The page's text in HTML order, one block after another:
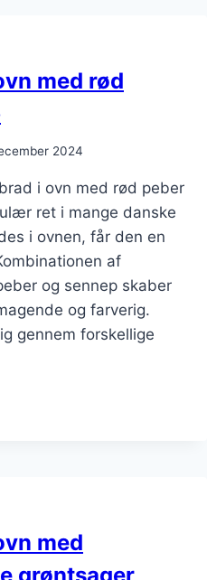
med rød
2024
i ovn med rød peber
ret i mange danske
i ovnen, får den en
af
og sennep skaber
og farverig.
gennem forskellige
med